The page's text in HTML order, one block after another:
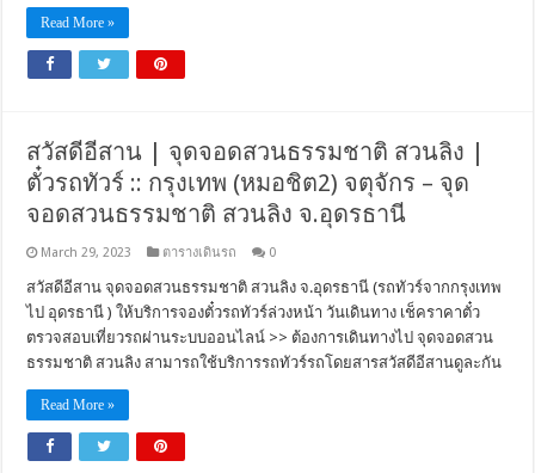
Read More »
สวัสดีอีสาน | จุดจอดสวนธรรมชาติ สวนลิง |
ตั๋วรถทัวร์ :: กรุงเทพ (หมอชิต2) จตุจักร – จุด
จอดสวนธรรมชาติ สวนลิง จ.อุดรธานี
March 29, 2023 ตารางเดินรถ 0
สวัสดีอีสาน จุดจอดสวนธรรมชาติ สวนลิง จ.อุดรธานี (รถทัวร์จากกรุงเทพ
ไป อุดรธานี ) ให้บริการจองตั๋วรถทัวร์ล่วงหน้า วันเดินทาง เช็คราคาตั๋ว
ตรวจสอบเที่ยวรถผ่านระบบออนไลน์ >> ต้องการเดินทางไป จุดจอดสวน
ธรรมชาติ สวนลิง สามารถใช้บริการรถทัวร์รถโดยสารสวัสดีอีสานดูละกัน
Read More »